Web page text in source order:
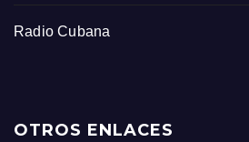
Radio Cubana
OTROS ENLACES